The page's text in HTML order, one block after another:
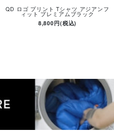
QD ロゴ プリント Tシャツ アジアンフ
ィット プレミアムブラック
8,800円(税込)